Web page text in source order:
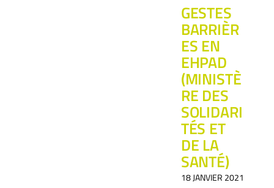
GESTES
BARRIÈR
ES EN
EHPAD
(MINISTÈ
RE DES
SOLIDARI
TÉS ET
DE LA
SANTÉ)
18 JANVIER 2021